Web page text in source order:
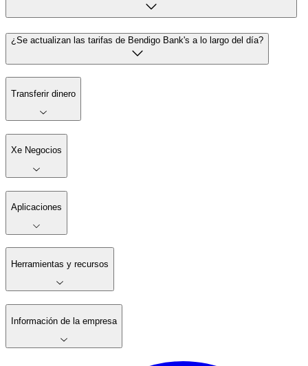
¿Se actualizan las tarifas de Bendigo Bank's a lo largo del día?
Transferir dinero
Xe Negocios
Aplicaciones
Herramientas y recursos
Información de la empresa